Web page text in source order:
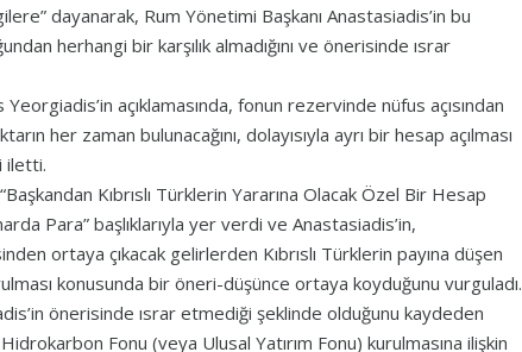
dayanarak, Rum Yönetimi Başkanı Anastasiadis’in bu
herhangi bir karşılık almadığını ve önerisinde ısrar
açıklamasında, fonun rezervinde nüfus açısından
her zaman bulunacağını, dolayısıyla ayrı bir hesap açılması
iletti.
Kıbrıslı Türklerin Yararına Olacak Özel Bir Hesap
Para” başlıklarıyla yer verdi ve Anastasiadis’in,
ortaya çıkacak gelirlerden Kıbrıslı Türklerin payına düşen
konusunda bir öneri-düşünce ortaya koyduğunu vurguladı.
önerisinde ısrar etmediği şeklinde olduğunu kaydeden
Fonu (veya Ulusal Yatırım Fonu) kurulmasına ilişkin